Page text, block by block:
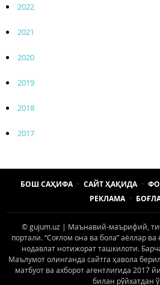
2022
2021
2020
2019
2018
2017
БОШ САҲИФА САЙТ ҲАҚИДА
РЕКЛАМА
© gujum.uz | Маънавий-маърифий,
портали. “Соғлом она ва бола” аёллар
нодавлат нотижорат ташкилоти.
Маълумот олинганда сайтга ҳавола
матбуот ва ахборот агентлигида 2017
билан рўйхатдан